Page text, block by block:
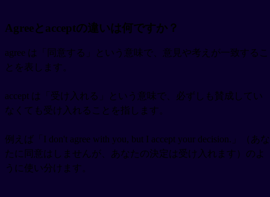
Agreeとacceptの違いは何ですか？
agree は「同意する」という意味で、意見や考えが一致するこ
とを表します。
accept は「受け入れる」という意味で、必ずしも賛成してい
なくても受け入れることを指します。
例えば「I don't agree with you, but I accept your decision.」（あな
たに同意はしませんが、あなたの決定は受け入れます）のよ
うに使い分けます。